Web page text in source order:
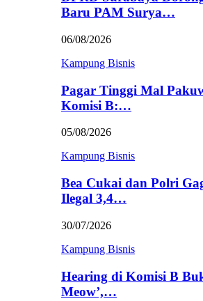
Baru PAM Surya…
06/08/2026
Kampung Bisnis
Pagar Tinggi Mal
Komisi B:…
05/08/2026
Kampung Bisnis
Bea Cukai dan Polri
Ilegal 3,4…
30/07/2026
Kampung Bisnis
Hearing di Komisi B
Meow’,…